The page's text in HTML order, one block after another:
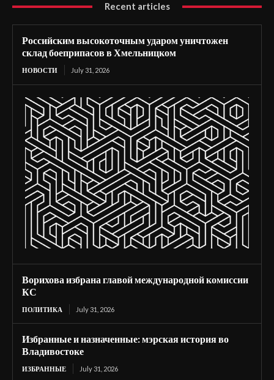
Recent articles
Российским высокоточным ударом уничтожен
склад боеприпасов в Хмельницком
НОВОСТИ July 31, 2026
Ворихова избрана главой международной комиссии
КС
ПОЛИТИКА July 31, 2026
Избранные и назначенные: мэрская история во
Владивостоке
ИЗБРАННЫЕ July 31, 2026